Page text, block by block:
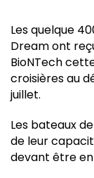
Les quelque
Dream ont
BioNTech
croisières au
juillet.
Les bateaux
de leur
devant être